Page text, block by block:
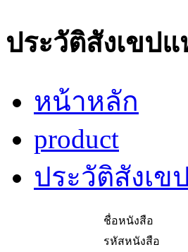
ประวัติสังเขป
หน้าหลัก
product
ประวัติสังเ
ชื่อหนังสือ
รหัสหนังสือ